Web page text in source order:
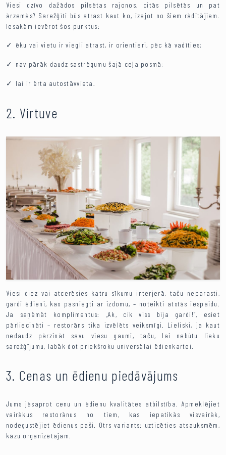
Viesi dzīvo dažādos pilsētas rajonos, citās pilsētās un pat
ārzemēs? Sarežģīti būs atrast kaut ko, izejot no šiem rādītājiem.
Iesakām ievērot šos punktus:
ēku vai vietu ir viegli atrast, ir orientieri, pēc kā vadīties;
nav pārāk daudz sastrēgumu šajā ceļa posmā;
lai ir ērta autostāvvieta.
2. Virtuve
Viesi diez vai atcerēsies katru sīkumu interjerā, taču neparasti,
gardi ēdieni, kas pasniegti ar izdomu, – noteikti atstās iespaidu.
Ja saņēmāt komplimentus: „Ak, cik viss bija gardi!”, esiet
pārliecināti – restorāns tika izvēlēts veiksmīgi. Lieliski, ja kaut
nedaudz pārzināt savu viesu gaumi, taču, lai nebūtu lieku
sarežģījumu, labāk dot priekšroku universālai ēdienkartei.
3. Cenas un ēdienu piedāvājums
Jums jāsaprot cenu un ēdienu kvalitātes atbilstība. Apmeklējiet
vairākus restorānus no tiem, kas iepatikās visvairāk,
nodegustējiet ēdienus paši. Otrs variants: uzticēties atsauksmēm,
kāzu organizētājam.